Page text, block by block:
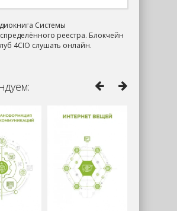
Системы
реестра. Блокчейн
4CIO слушать онлайн.